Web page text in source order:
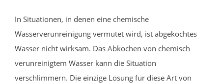
In Situationen, in denen eine chemische
Wasserverunreinigung vermutet wird, ist abgekochtes
Wasser nicht wirksam. Das Abkochen von chemisch
verunreinigtem Wasser kann die Situation
verschlimmern. Die einzige Lösung für diese Art von